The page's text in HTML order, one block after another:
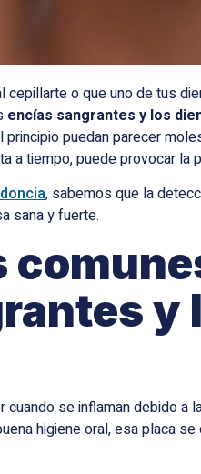
cepillarte o que uno de tus
encías sangrantes y los
principio puedan parecer
a tiempo, puede provocar la
, sabemos que la
sana y fuerte.
y
cuando se inflaman debido a
higiene oral, esa placa